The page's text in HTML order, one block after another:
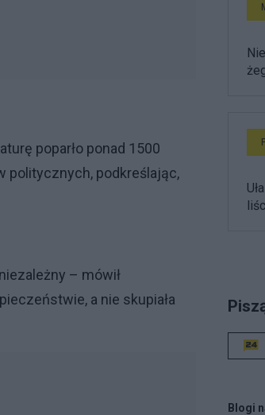
poparło ponad 1500
politycznych, podkreślając,
– mówił
a nie skupiała
Blogi